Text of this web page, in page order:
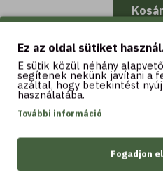
Ez az oldal sütiket
E sütik közül néhány
segítenek nekünk javítani a
azáltal, hogy betekintést
használatába.
További információ
Fogadjon